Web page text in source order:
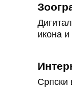
икона
Српски